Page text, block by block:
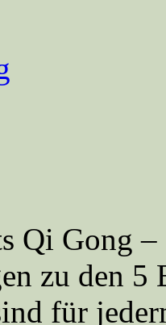
Qi Gong
zu den 5
für